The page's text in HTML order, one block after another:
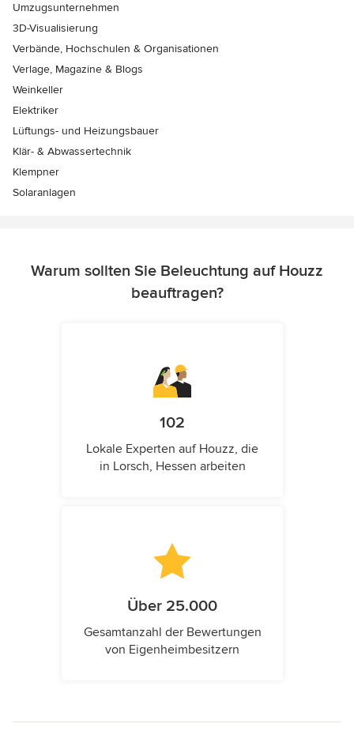
Umzugsunternehmen
3D-Visualisierung
Verbände, Hochschulen & Organisationen
Verlage, Magazine & Blogs
Weinkeller
Elektriker
Lüftungs- und Heizungsbauer
Klär- & Abwassertechnik
Klempner
Solaranlagen
Warum sollten Sie Beleuchtung auf Houzz
beauftragen?
102
Lokale Experten auf Houzz, die
in Lorsch, Hessen arbeiten
Über 25.000
Gesamtanzahl der Bewertungen
von Eigenheimbesitzern